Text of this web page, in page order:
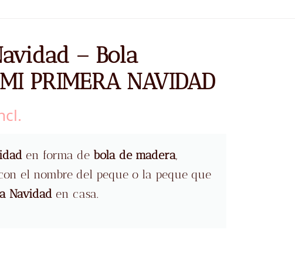
– Bola
PRIMERA NAVIDAD
en forma de bola de madera,
el nombre del peque o la peque que
Navidad en casa.